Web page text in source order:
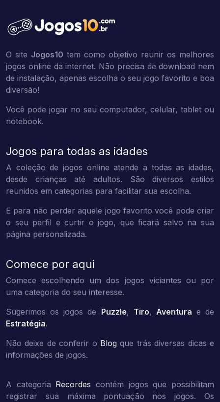
O site Jogos10 tem como objetivo reunir os melhores
jogos online da internet. Não precisa de download nem
de instalação, apenas escolha o seu jogo favorito e boa
diversão!
Você pode jogar no seu computador, celular, tablet ou
notebook.
Jogos para todas as idades
A coleção de jogos online atende a todas as idades,
desde crianças até adultos. São diversos estilos
reunidos em categorias para facilitar sua escolha.
E para não perder aquele jogo favorito você pode criar
o seu perfil e curtir o jogo, que ficará salvo na sua
página personalizada.
Comece por aqui
Comece escolhendo um dos jogos viciantes ou por
uma categoria do seu interesse.
Sugerimos os jogos de Puzzle, Tiro, Aventura e de
Estratégia.
Não deixe de conferir o Blog que trás diversas dicas e
informações de jogos.
A categoria Recordes contém jogos que possibilitam
registrar sua máxima pontuação nos jogos. Os